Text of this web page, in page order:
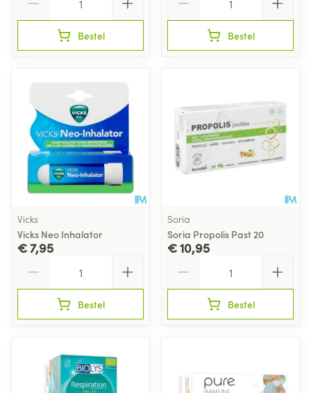
Bestel Bestel
Vicks
Vicks Neo Inhalator
€ 7,95
Bestel
Soria
Soria Propolis Past 20
€ 10,95
Bestel